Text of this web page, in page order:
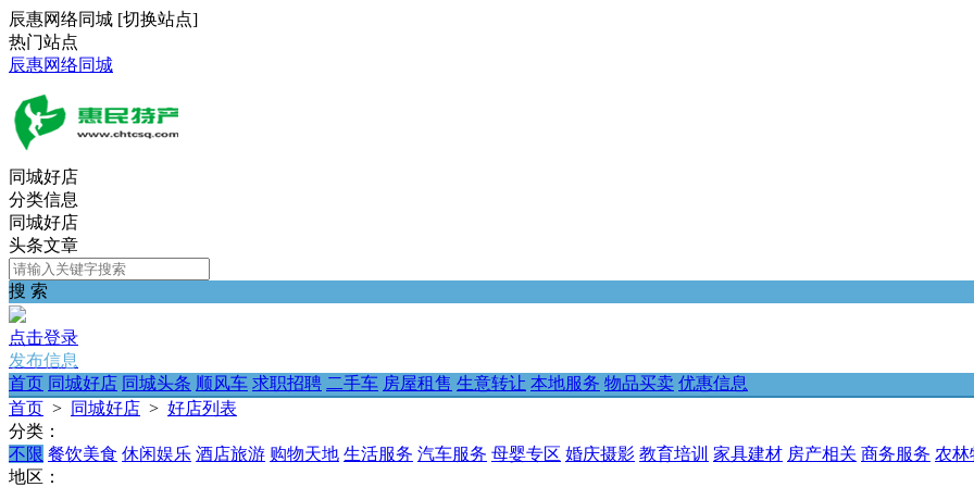
辰惠网络同城 [切换站点]
热门站点
辰惠网络同城
同城好店
分类信息
同城好店
头条文章
搜 索
点击登录
发布信息
首页 同城好店 同城头条 顺风车 求职招聘 二手车 房屋租售 生意转让 本地服务 物品买卖 优惠信息
首页 > 同城好店 > 好店列表
分类：
不限 餐饮美食 休闲娱乐 酒店旅游 购物天地 生活服务 汽车服务 母婴专区 婚庆摄影 教育培训 家具建材 房产相关 商务服务 农林
地区：